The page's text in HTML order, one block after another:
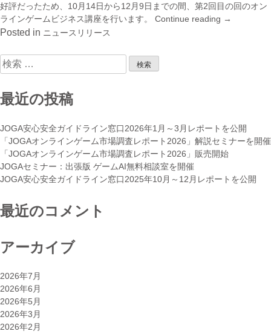
好評だったため、10月14日から12月9日までの間、第2回目の回のオン
ラインゲームビジネス講座を行います。 Continue reading “2009-
→
Posted in ニュースリリース
検
索:
最近の投稿
JOGA安心安全ガイドライン窓口2026年1月～3月レポートを公開
「JOGAオンラインゲーム市場調査レポート2026」解説セミナーを開催
「JOGAオンラインゲーム市場調査レポート2026」販売開始
JOGAセミナー：出張版 ゲームAI無料相談室を開催
JOGA安心安全ガイドライン窓口2025年10月～12月レポートを公開
最近のコメント
アーカイブ
2026年7月
2026年6月
2026年5月
2026年3月
2026年2月